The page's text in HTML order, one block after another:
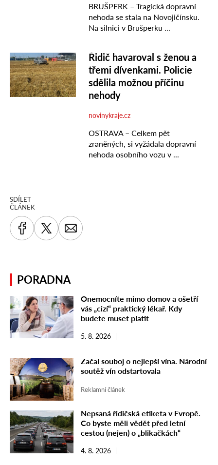
SDÍLET
ČLÁNEK
PORADNA
Onemocníte mimo domov a ošetří
vás „cizí“ praktický lékař. Kdy
budete muset platit
5. 8. 2026
Začal souboj o nejlepší vína. Národní
soutěž vín odstartovala
Reklamní článek
Nepsaná řidičská etiketa v Evropě.
Co byste měli vědět před letní
cestou (nejen) o „blikačkách“
4. 8. 2026